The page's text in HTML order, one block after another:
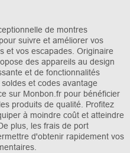
de montres
suivre et améliorer vos
et vos escapades. Originaire
des appareils au design
et de fonctionnalités
et codes avantage
sur Monbon.fr pour bénéficier
produits de qualité. Profitez
à moindre coût et atteindre
plus, les frais de port
d'obtenir rapidement vos